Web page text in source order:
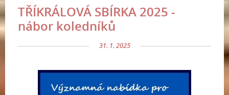
TŘÍKRÁLOVÁ SBÍRKA 2025 -
nábor koledníků
31. 1. 2025